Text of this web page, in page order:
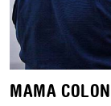
MAMA